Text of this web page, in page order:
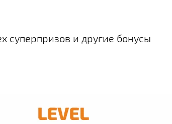
суперпризов и другие бонусы